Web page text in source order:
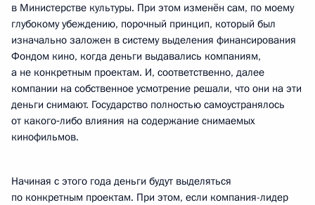
в Министерстве культуры. При этом изменён сам, по моему
глубокому убеждению, порочный принцип, который был
изначально заложен в систему выделения финансирования
Фондом кино, когда деньги выдавались компаниям,
а не конкретным проектам. И, соответственно, далее
компании на собственное усмотрение решали, что они на эти
деньги снимают. Государство полностью самоустранялось
от какого‑либо влияния на содержание снимаемых
кинофильмов.
Начиная с этого года деньги будут выделяться
по конкретным проектам. При этом, если компания-лидер